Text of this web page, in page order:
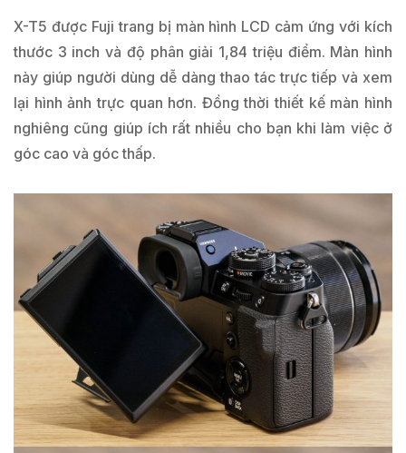
X-T5 được Fuji trang bị màn hình LCD cảm ứng với kích
thước 3 inch và độ phân giải 1,84 triệu điểm. Màn hình
này giúp người dùng dễ dàng thao tác trực tiếp và xem
lại hình ảnh trực quan hơn. Đồng thời thiết kế màn hình
nghiêng cũng giúp ích rất nhiều cho bạn khi làm việc ở
góc cao và góc thấp.